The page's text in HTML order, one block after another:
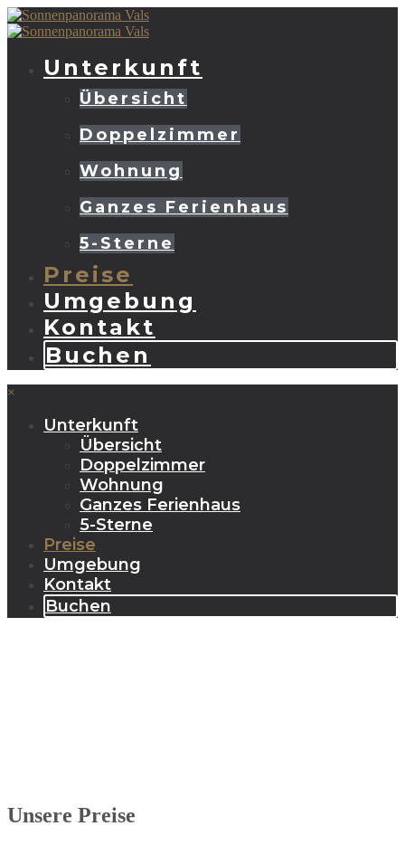
Unterkunft
Übersicht
Doppelzimmer
Wohnung
Ganzes Ferienhaus
5-Sterne
Preise
Umgebung
Kontakt
Buchen
×
Unterkunft
Übersicht
Doppelzimmer
Wohnung
Ganzes Ferienhaus
5-Sterne
Preise
Umgebung
Kontakt
Buchen
Unsere Preise